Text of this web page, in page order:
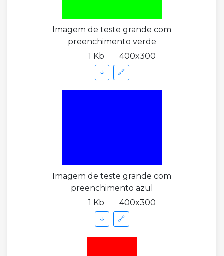
Imagem de teste grande com
preenchimento verde
1 Kb
400x300
↓ 🔗
Imagem de teste grande com
preenchimento azul
1 Kb
400x300
↓ 🔗